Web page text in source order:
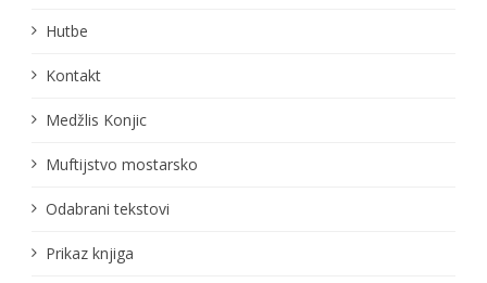
Hutbe
Kontakt
Medžlis Konjic
Muftijstvo mostarsko
Odabrani tekstovi
Prikaz knjiga